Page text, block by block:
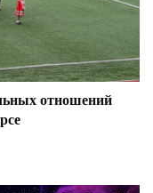
отношений